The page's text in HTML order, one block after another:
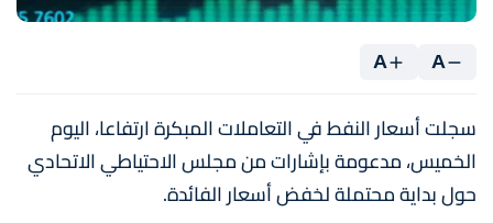
A
A
سجلت أسعار النفط في التعاملات المبكرة ارتفاعا، اليوم
الخميس، مدعومة بإشارات من مجلس الاحتياطي الاتحادي
حول بداية محتملة لخفض أسعار الفائدة.